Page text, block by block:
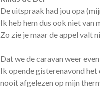
De uitspraak had jou opa
Ik heb hem dus ook niet van
Zo zie je maar de appel valt
Dat we de caravan weer
Ik opende gisterenavond
nooit afgelezen op mijn